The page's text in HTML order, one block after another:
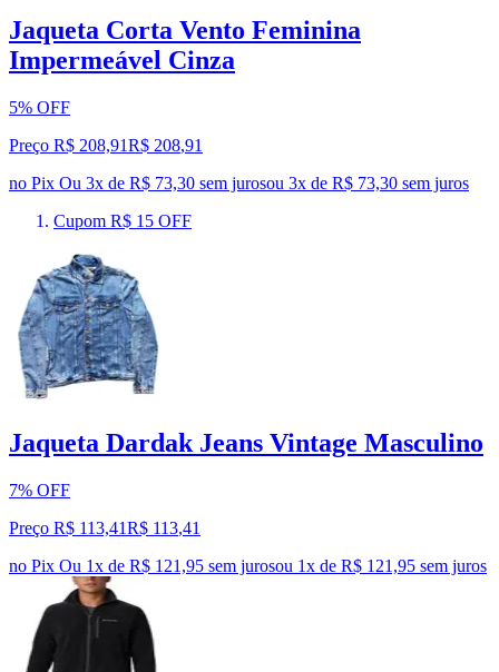
Jaqueta Corta Vento Feminina
Impermeável Cinza
5% OFF
Preço R$ 208,91R$ 208,91
no Pix Ou 3x de R$ 73,30 sem jurosou 3x de R$ 73,30 sem juros
Cupom R$ 15 OFF
Jaqueta Dardak Jeans Vintage Masculino
7% OFF
Preço R$ 113,41R$ 113,41
no Pix Ou 1x de R$ 121,95 sem jurosou 1x de R$ 121,95 sem juros